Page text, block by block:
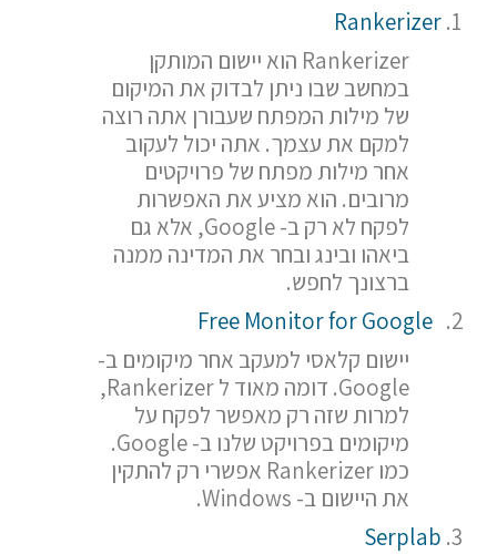
Rankerizer
Rankerizer הוא יישום המותקן
במחשב שבו ניתן לבדוק את המיקום
של מילות המפתח שעבורן אתה רוצה
למקם את עצמך. אתה יכול לעקוב
אחר מילות מפתח של פרויקטים
מרובים. הוא מציע את האפשרות
לפקח לא רק ב- Google, אלא גם
ביאהו ובינג ובחר את המדינה ממנה
ברצונך לחפש.
Free Monitor for Google
יישום קלאסי למעקב אחר מיקומים ב-
Google. דומה מאוד ל Rankerizer,
למרות שזה רק מאפשר לפקח על
מיקומים בפרויקט שלנו ב- Google.
כמו Rankerizer אפשרי רק להתקין
את היישום ב- Windows.
Serplab